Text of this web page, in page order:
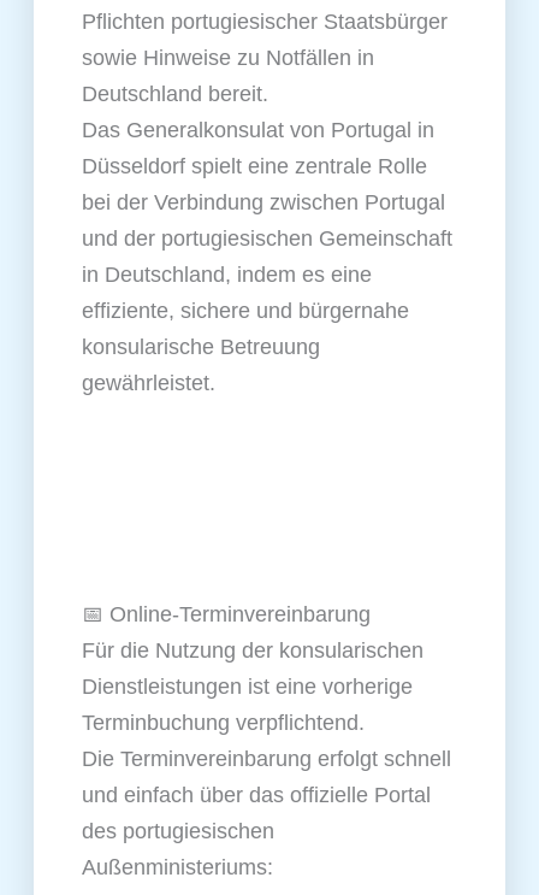
Pflichten portugiesischer Staatsbürger
sowie Hinweise zu Notfällen in
Deutschland bereit.
Das Generalkonsulat von Portugal in
Düsseldorf spielt eine zentrale Rolle
bei der Verbindung zwischen Portugal
und der portugiesischen Gemeinschaft
in Deutschland, indem es eine
effiziente, sichere und bürgernahe
konsularische Betreuung
gewährleistet.
📅 Online‑Terminvereinbarung
Für die Nutzung der konsularischen
Dienstleistungen ist eine vorherige
Terminbuchung verpflichtend.
Die Terminvereinbarung erfolgt schnell
und einfach über das offizielle Portal
des portugiesischen
Außenministeriums: